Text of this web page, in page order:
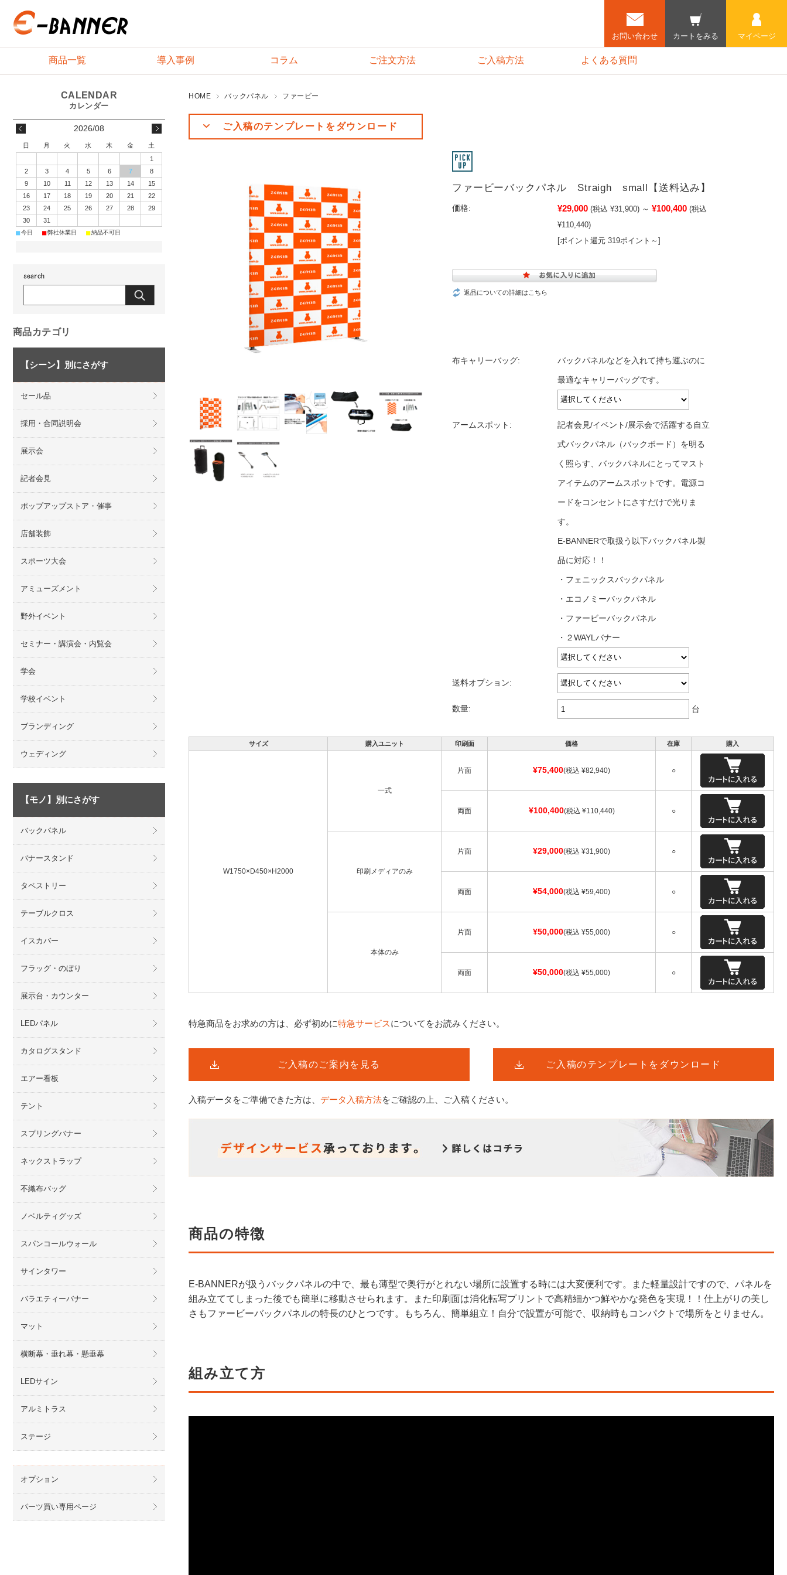
お問い合わせ カートをみる マイページ
商品一覧 導入事例 コラム ご注文方法 ご入稿方法 よくある質問
HOME バックパネル ファービー
ご入稿のテンプレートをダウンロード
ファービーバックパネル Straigh small【送料込み】
価格: ¥29,000 (税込 ¥31,900) ～ ¥100,400 (税込
¥110,440)
[ポイント還元 319ポイント～]
返品についての詳細はこちら
布キャリーバッグ: バックパネルなどを入れて持ち運ぶのに
最適なキャリーバッグです。
アームスポット: 記者会見/イベント/展示会で活躍する自立
式バックパネル（バックボード）を明る
く照らす、バックパネルにとってマスト
アイテムのアームスポットです。電源コ
ードをコンセントにさすだけで光りま
す。
E-BANNERで取扱う以下バックパネル製
品に対応！！
・フェニックスバックパネル
・エコノミーバックパネル
・ファービーバックパネル
・２WAYLバナー
送料オプション:
数量: 台
サイズ 購入ユニット 印刷面 価格 在庫 購入
W1750×D450×H2000
一式
片面 ¥75,400(税込 ¥82,940) ○
両面 ¥100,400(税込 ¥110,440) ○
印刷メディアのみ
片面 ¥29,000(税込 ¥31,900) ○
両面 ¥54,000(税込 ¥59,400) ○
本体のみ
片面 ¥50,000(税込 ¥55,000) ○
両面 ¥50,000(税込 ¥55,000) ○
特急商品をお求めの方は、必ず初めに特急サービスについてをお読みください。
ご入稿のご案内を見る ご入稿のテンプレートをダウンロード
入稿データをご準備できた方は、 データ入稿方法をご確認の上、ご入稿ください。
商品の特徴
E-BANNERが扱うバックパネルの中で、最も薄型で奥行がとれない場所に設置する時には大変便利です。また軽量設計ですので、パネルを
組み立ててしまった後でも簡単に移動させられます。また印刷面は消化転写プリントで高精細かつ鮮やかな発色を実現！！仕上がりの美し
さもファービーバックパネルの特長のひとつです。もちろん、簡単組立！自分で設置が可能で、収納時もコンパクトで場所をとりません。
組み立て方
2026/08
日 月 火 水 木 金
土
1
2
3 4 5 6 7
8
9
10 11 12 13 14
15
16
17 18 19 20 21
22
23
24 25 26 27 28
29
30
31
■今日 ■弊社休業日 ■納品不可日
商品カテゴリ
【シーン】別にさがす
セール品
採用・合同説明会
展示会
記者会見
ポップアップストア・催事
店舗装飾
スポーツ大会
アミューズメント
野外イベント
セミナー・講演会・内覧会
学会
学校イベント
ブランディング
ウェディング
【モノ】別にさがす
バックパネル
バナースタンド
タペストリー
テーブルクロス
イスカバー
フラッグ・のぼり
展示台・カウンター
LEDパネル
カタログスタンド
エアー看板
テント
スプリングバナー
ネックストラップ
不織布バッグ
ノベルティグッズ
スパンコールウォール
サインタワー
バラエティーバナー
マット
横断幕・垂れ幕・懸垂幕
LEDサイン
アルミトラス
ステージ
オプション
パーツ買い専用ページ